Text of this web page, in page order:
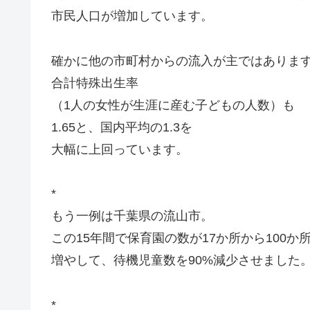
市民人口が増加しています。
確かに他の市町村からの流入が主ではあります
合計特殊出生率
（1人の女性が生涯に産む子どもの人数）も
1.65と、国内平均の1.3を
大幅に上回っています。
*
もう一例は千葉県の流山市。
この15年間で保育園の数が17か所から100か
増やして、待機児童数を90%減少させました。
*